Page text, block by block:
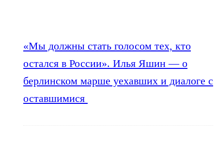
«Мы должны стать голосом тех, кто
остался в России». Илья Яшин — о
берлинском марше уехавших и диалоге с
оставшимися